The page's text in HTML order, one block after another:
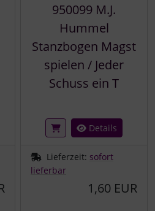
950099 M.J.
Hummel
Stanzbogen Magst
spielen / Jeder
Schuss ein T
Details
Lieferzeit: sofort
lieferbar
1,60 EUR